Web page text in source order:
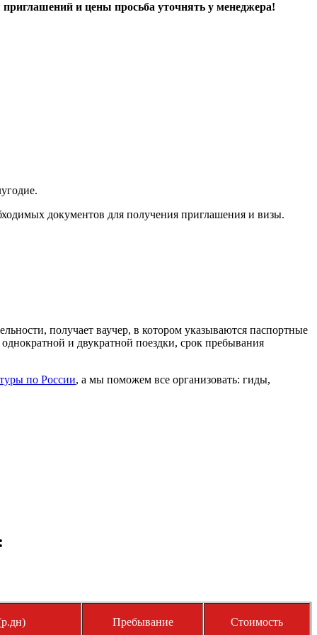
и цены просьба уточнять у менеджера!
документов для получения приглашения и визы.
получает ваучер, в котором указываются паспортные
и двукратной поездки, срок пребывания
по России, а мы поможем все организовать: гиды,
Пребывание Стоимость